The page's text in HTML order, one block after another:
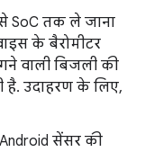
SoC तक ले जाना
के बैरोमीटर
वाली बिजली की
है. उदाहरण के लिए,
सेंसर की